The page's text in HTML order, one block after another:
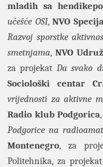
mladih sa
učešće OSI, NVO
Razvoj sporstke
smetnjama,NVO
za projekat Da svako
Sociološki centar
vrijednosti za aktivne
Radio klub Podgorica
Podgorice na
Montenegro, za
Politehnika, za